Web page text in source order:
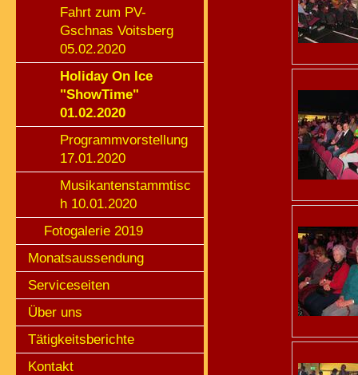
Fahrt zum PV-
Gschnas Voitsberg
05.02.2020
Holiday On Ice
"ShowTime"
01.02.2020
Programmvorstellung
17.01.2020
Musikantenstammtisc
h 10.01.2020
Fotogalerie 2019
Monatsaussendung
Serviceseiten
Über uns
Tätigkeitsberichte
Kontakt